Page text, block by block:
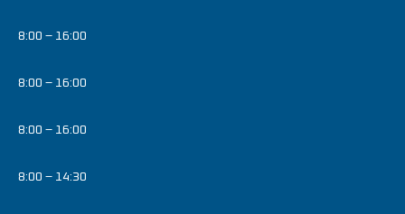
8:00 – 16:00
8:00 – 16:00
8:00 – 16:00
8:00 – 14:30